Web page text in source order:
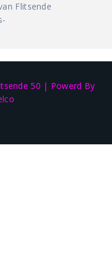
Flitsende
50 | Powerd By